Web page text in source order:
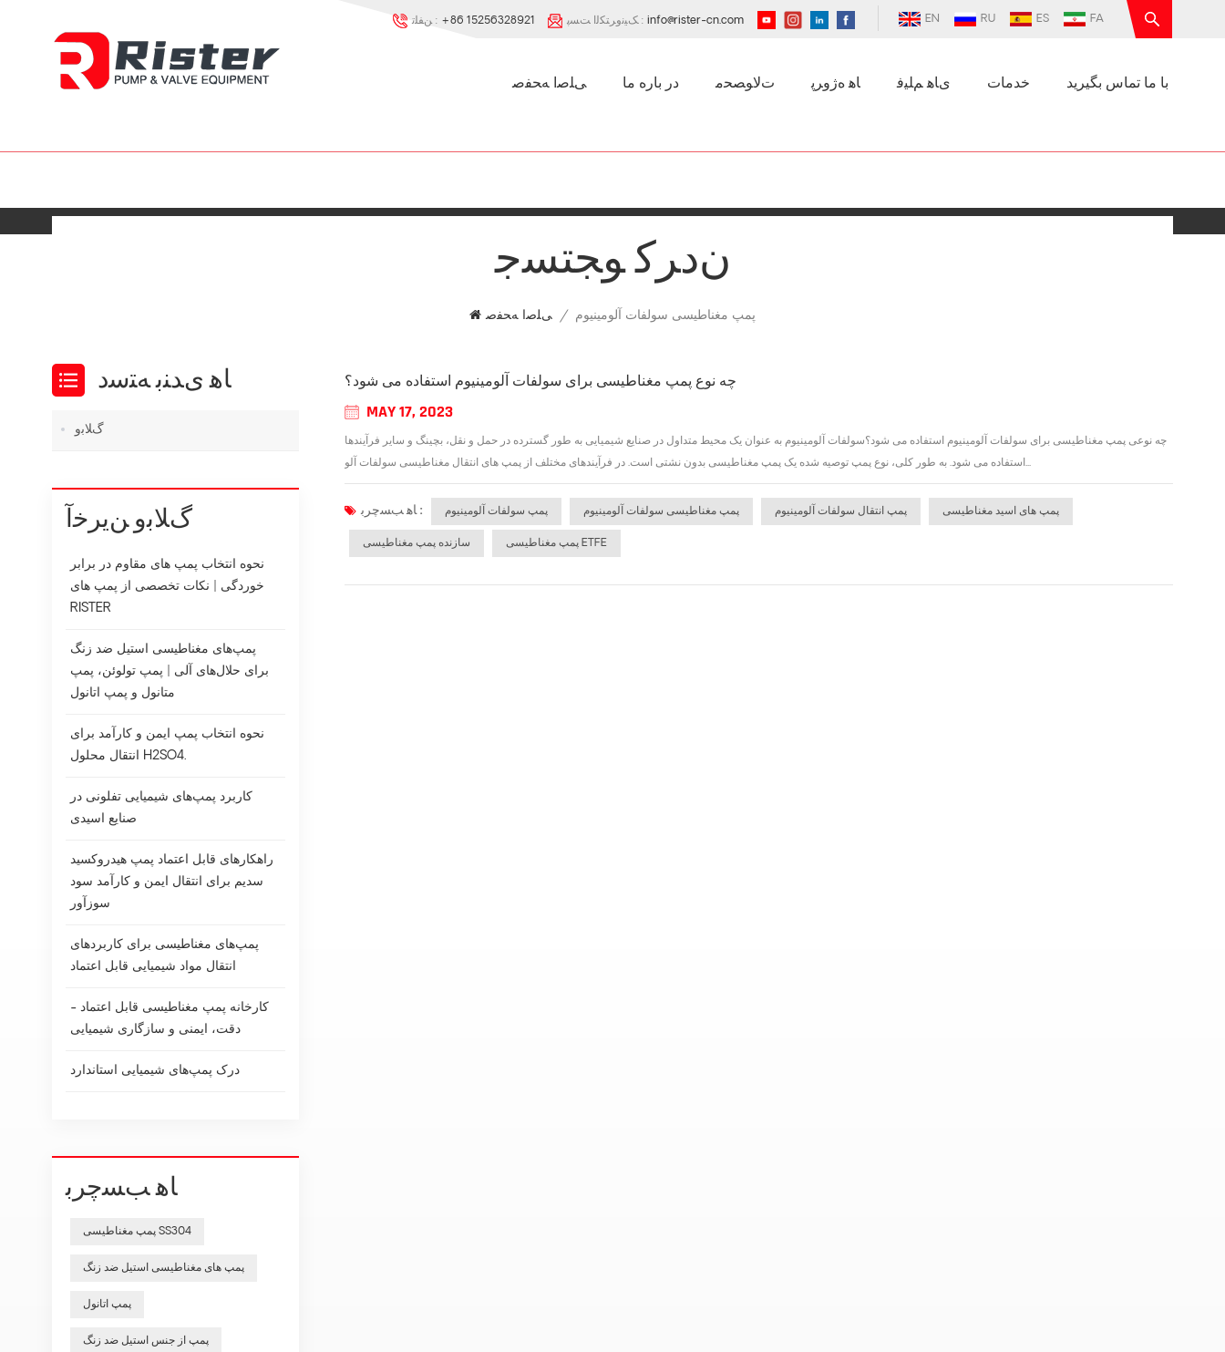
EN RU ES FA ﻦﻔﻠﺗ : +86 15256328921 ﮏﯿﻧﻭﺮﺘﮑﻟﺍ ﺖﺴﭘ : info@rister-cn.com
ﯽﻠﺻﺍ ﻪﺤﻔﺻ در باره ما ﺕﻻ ﻮﺼﺤﻣ ﺎﻫ ﻩﮊﻭﺮﭘ ﯼﺎﻫ ﻢﻠﯿﻓ خدمات با ما تماس بگیرید
ﻥﺩﺮﮐ ﻮﺠﺘﺴﺟ
ﯽﻠﺻﺍ ﻪﺤﻔﺻ / پمپ مغناطیسی سولفات آلومینیوم
چه نوع پمپ مغناطیسی برای سولفات آلومینیوم استفاده می شود؟
MAY 17, 2023
چه نوعی پمپ مغناطیسی برای سولفات آلومینیوم استفاده می شود؟سولفات آلومینیوم به عنوان یک محیط متداول در صنایع شیمیایی به طور گسترده در حمل و نقل، بچینگ و سایر فرآیندها
استفاده می شود. به طور کلی، نوع پمپ توصیه شده یک پمپ مغناطیسی بدون نشتی است. در فرآیندهای مختلف از پمپ های انتقال مغناطیسی سولفات آلو...
ﺎﻫ ﺐﺴﭼﺮﺑ : پمپ سولفات آلومینیوم پمپ مغناطیسی سولفات آلومینیوم پمپ انتقال سولفات آلومینیوم پمپ های اسید مغناطیسی
سازنده پمپ مغناطیسی پمپ مغناطیسی ETFE
ﺎﻫ ﯼﺪﻨﺑ ﻪﺘﺳﺩ
ﮒﻼ ﺑﻭ
ﮒﻼ ﺑﻭ ﻦﯾﺮﺧﺁ
نحوه انتخاب پمپ های مقاوم در برابر
خوردگی | نکات تخصصی از پمپ های
RISTER
پمپ‌های مغناطیسی استیل ضد زنگ
برای حلال‌های آلی | پمپ تولوئن، پمپ
متانول و پمپ اتانول
نحوه انتخاب پمپ ایمن و کارآمد برای
انتقال محلول H2SO4.
کاربرد پمپ‌های شیمیایی تفلونی در
صنایع اسیدی
راهکارهای قابل اعتماد پمپ هیدروکسید
سدیم برای انتقال ایمن و کارآمد سود
سوزآور
پمپ‌های مغناطیسی برای کاربردهای
انتقال مواد شیمیایی قابل اعتماد
کارخانه پمپ مغناطیسی قابل اعتماد -
دقت، ایمنی و سازگاری شیمیایی
درک پمپ‌های شیمیایی استاندارد
ﺎﻫ ﺐﺴﭼﺮﺑ
پمپ مغناطیسی SS304
پمپ های مغناطیسی استیل ضد زنگ
پمپ اتانول
پمپ از جنس استیل ضد زنگ